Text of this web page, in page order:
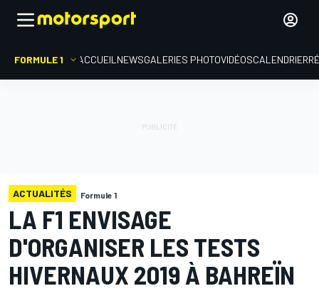
FORMULE 1 ACCUEIL NEWSGALERIES PHOTOVIDÉOSCALENDRIER
ACTUALITÉS Formule 1
LA F1 ENVISAGE
D'ORGANISER LES TESTS
HIVERNAUX 2019 À BAHREÏN